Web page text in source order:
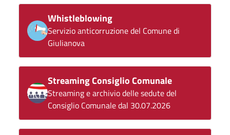
Whistleblowing
Servizio anticorruzione del Comune di
Giulianova
Streaming Consiglio Comunale
Streaming e archivio delle sedute del
Consiglio Comunale dal 30.07.2026